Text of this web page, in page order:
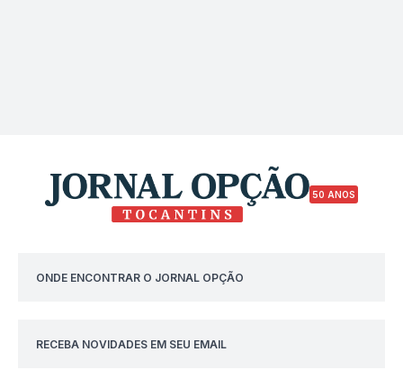
50 ANOS
ONDE ENCONTRAR O JORNAL OPÇÃO
RECEBA NOVIDADES EM SEU EMAIL